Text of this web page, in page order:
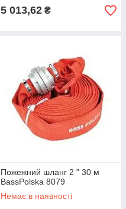
5 013,62 ₴
Пожежний шланг 2 " 30 м
BassPolska 8079
Немає в наявності